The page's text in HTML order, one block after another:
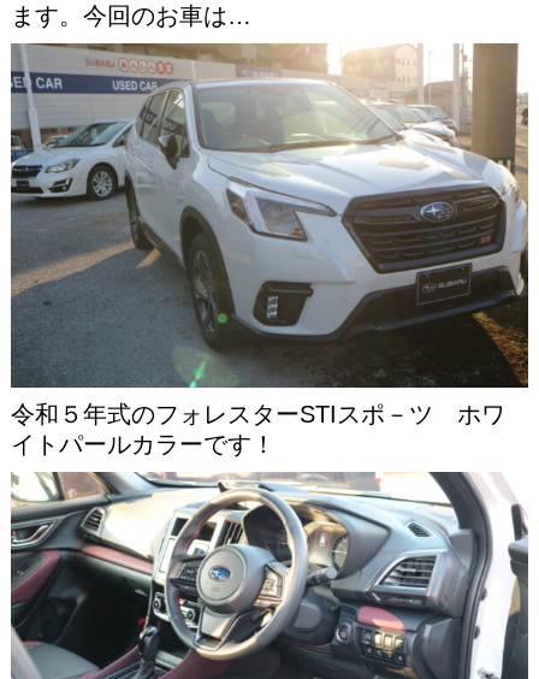
ます。今回のお車は…
令和５年式のフォレスターSTIスポ－ツ ホワ
イトパールカラーです！